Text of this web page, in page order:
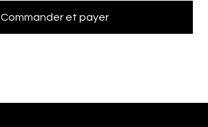
Commander et payer